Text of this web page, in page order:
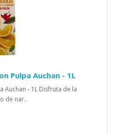
Pulpa Auchan - 1L
Auchan - 1L Disfruta de la
de nar..